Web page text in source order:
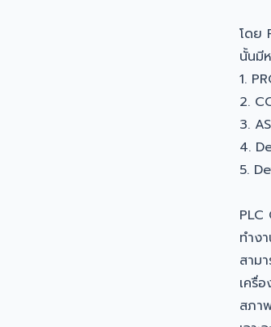
โดย
นั้นมี
1.
2.
3.
4.
5.
ทำง
สาม
เครื่
สภา